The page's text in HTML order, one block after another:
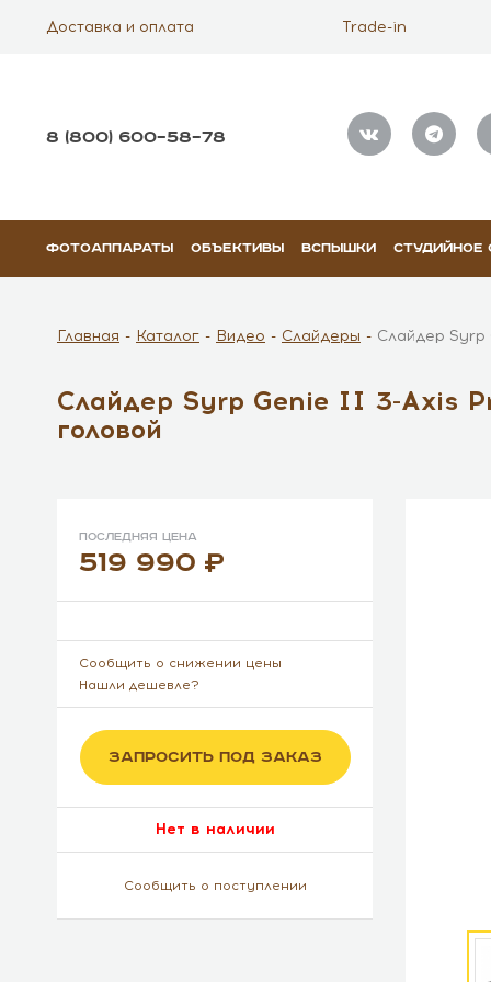
Доставка и оплата Trade-in
8 (800) 600–58–78
ФОТОАППАРАТЫ ОБЪЕКТИВЫ ВСПЫШКИ СТУДИЙНОЕ
Главная Каталог Видео Слайдеры Слайдер Syrp
Слайдер Syrp Genie II 3-Axis
головой
Последняя цена
519 990
Сообщить о снижении цены
Нашли дешевле?
ЗАПРОСИТЬ ПОД ЗАКАЗ
Нет в наличии
Сообщить о поступлении